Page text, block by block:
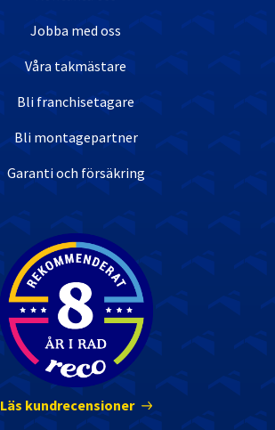
Jobba med oss
Våra takmästare
Bli franchisetagare
Bli montagepartner
Garanti och försäkring
Nöjda kunder
Läs kundrecensioner